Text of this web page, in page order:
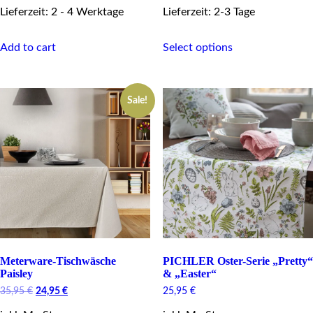
Lieferzeit: 2 - 4 Werktage
Add to cart
Lieferzeit: 2-3 Tage
Select optionsproduct
variants.
The
options
may
be
chosen
on
the
product
page
Sale!
Meterware-Tischwäsche
Paisley
35,95€ Original
24,95 €Current
PICHLER Oster-Serie „Pretty“
& „Easter“
25,95 €